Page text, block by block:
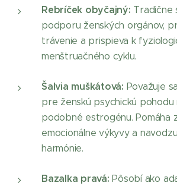
Rebríček obyčajný: Tradične
podporu ženských orgánov,
trávenie a prispieva k
menštruačného cyklu.
Šalvia muškátová: Považuje
pre ženskú psychickú pohodu
podobné estrogénu. Pomáha
emocionálne výkyvy a
harmónie.
Bazalka pravá: Pôsobí ako